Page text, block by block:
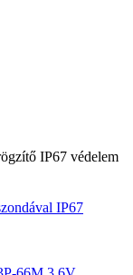
IP67 védelem
IP67